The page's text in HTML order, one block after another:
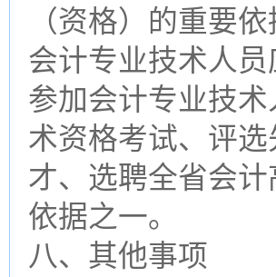
（资格）的重要依
会计专业技术人
参加会计专业技
术资格考试、评
才、选聘全省会
依据之一。
八、其他事项